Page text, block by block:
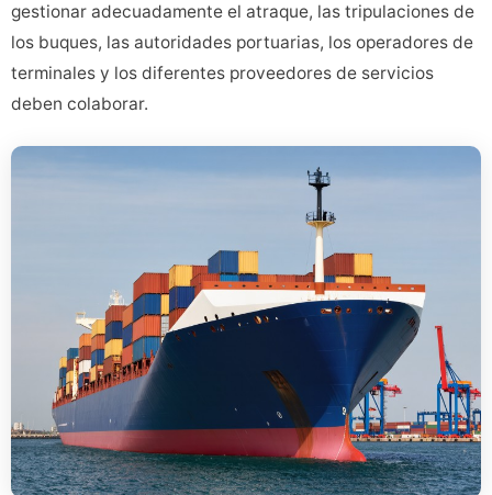
gestionar adecuadamente el atraque, las tripulaciones de
los buques, las autoridades portuarias, los operadores de
terminales y los diferentes proveedores de servicios
deben colaborar.